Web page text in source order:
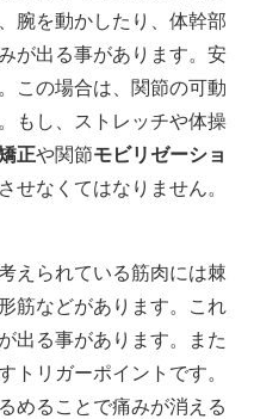
腕を動かしたり、体幹部
が出る事があります。安
この場合は、関節の可動
もし、ストレッチや体操
正や関節モビリゼーショ
せなくてはなりません。
えられている筋肉には棘
筋などがあります。これ
出る事があります。また
トリガーポイントです。
めることで痛みが消える